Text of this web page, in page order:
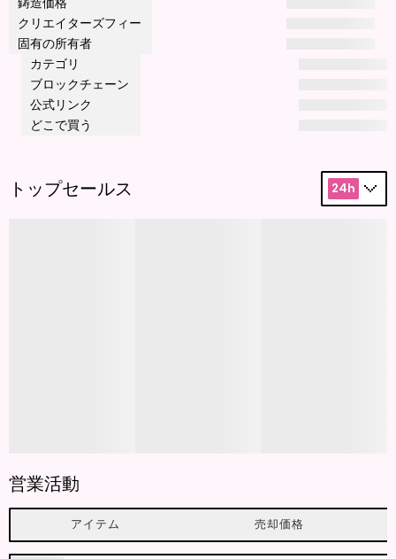
鋳造価格
クリエイターズフィー
固有の所有者
カテゴリ
ブロックチェーン
公式リンク
どこで買う
トップセールス 24h
営業活動
アイテム 売却価格